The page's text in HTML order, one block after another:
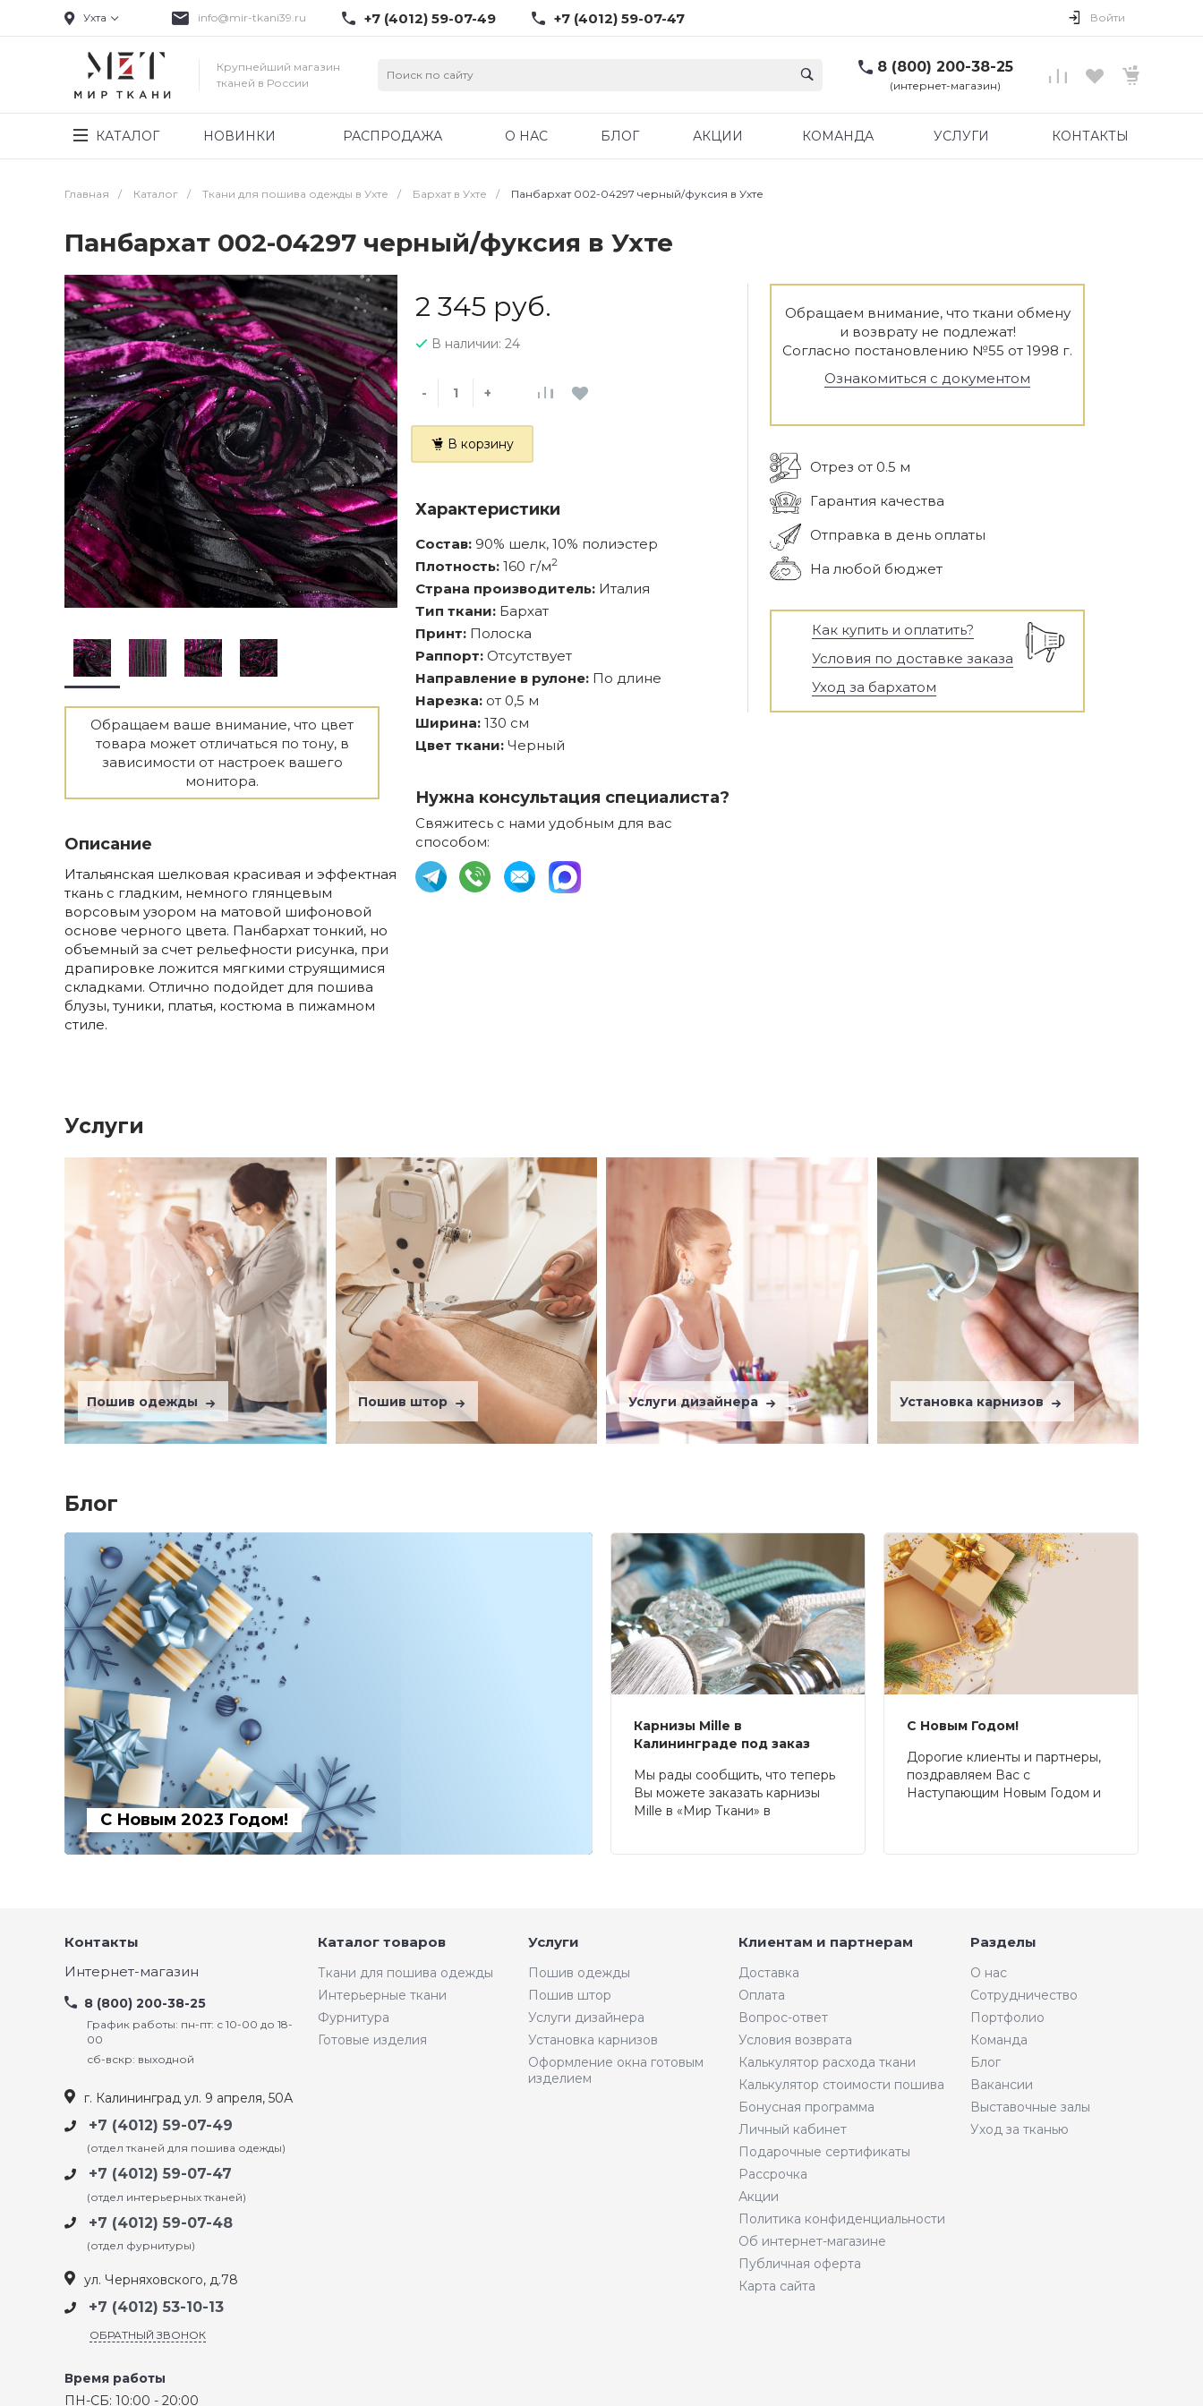
Ухта info@mir-tkani39.ru +7 (4012) 59-07-49 +7 (4012) 59-07-47 Войти
Крупнейший магазин
тканей в России
8 (800) 200-38-25
(интернет-магазин)
КАТАЛОГ НОВИНКИ РАСПРОДАЖА О НАС БЛОГ АКЦИИ КОМАНДА УСЛУГИ КОНТАКТЫ
Главная / Каталог / Ткани для пошива одежды в Ухте / Бархат в Ухте / Панбархат 002-04297 черный/фуксия в Ухте
Панбархат 002-04297 черный/фуксия в Ухте
Обращаем ваше внимание, что цвет
товара может отличаться по тону, в
зависимости от настроек вашего
монитора.
Описание
Итальянская шелковая красивая и эффектная
ткань с гладким, немного глянцевым
ворсовым узором на матовой шифоновой
основе черного цвета. Панбархат тонкий, но
объемный за счет рельефности рисунка, при
драпировке ложится мягкими струящимися
складками. Отлично подойдет для пошива
блузы, туники, платья, костюма в пижамном
стиле.
2 345 руб.
В наличии: 24
- +
В корзину
Характеристики
Состав: 90% шелк, 10% полиэстер
Плотность: 160 г/м2
Страна производитель: Италия
Тип ткани: Бархат
Принт: Полоска
Раппорт: Отсутствует
Направление в рулоне: По длине
Нарезка: от 0,5 м
Ширина: 130 см
Цвет ткани: Черный
Нужна консультация специалиста?
Свяжитесь с нами удобным для вас
способом:
Обращаем внимание, что ткани обмену
и возврату не подлежат!
Согласно постановлению №55 от 1998 г.
Ознакомиться с документом
Отрез от 0.5 м
Гарантия качества
Отправка в день оплаты
На любой бюджет
Как купить и оплатить?
Условия по доставке заказа
Уход за бархатом
Услуги
Пошив одежды Пошив штор Услуги дизайнера Установка карнизов
Блог
С Новым 2023 Годом!
Карнизы Mille в
Калининграде под заказ
Мы рады сообщить, что теперь
Вы можете заказать карнизы
Mille в «Мир Ткани» в
С Новым Годом!
Дорогие клиенты и партнеры,
поздравляем Вас с
Наступающим Новым Годом и
Контакты
Интернет-магазин
8 (800) 200-38-25
График работы: пн-пт: с 10-00 до 18-
00
сб-вскр: выходной
г. Калининград ул. 9 апреля, 50А
+7 (4012) 59-07-49
(отдел тканей для пошива одежды)
+7 (4012) 59-07-47
(отдел интерьерных тканей)
+7 (4012) 59-07-48
(отдел фурнитуры)
ул. Черняховского, д.78
+7 (4012) 53-10-13
ОБРАТНЫЙ ЗВОНОК
Время работы
ПН-СБ: 10:00 - 20:00
Каталог товаров
Ткани для пошива одежды
Интерьерные ткани
Фурнитура
Готовые изделия
Услуги
Пошив одежды
Пошив штор
Услуги дизайнера
Установка карнизов
Оформление окна готовым
изделием
Клиентам и партнерам
Доставка
Оплата
Вопрос-ответ
Условия возврата
Калькулятор расхода ткани
Калькулятор стоимости пошива
Бонусная программа
Личный кабинет
Подарочные сертификаты
Рассрочка
Акции
Политика конфиденциальности
Об интернет-магазине
Публичная оферта
Карта сайта
Разделы
О нас
Сотрудничество
Портфолио
Команда
Блог
Вакансии
Выставочные залы
Уход за тканью